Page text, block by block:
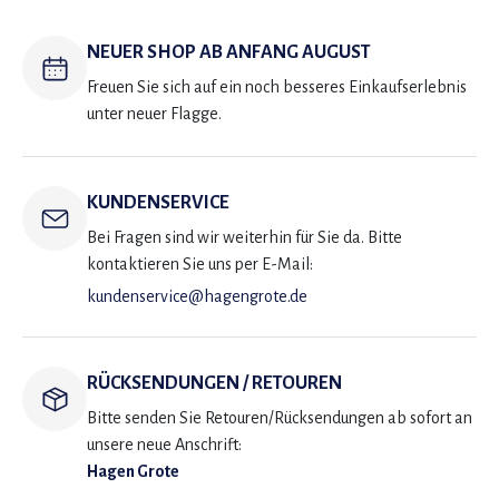
NEUER SHOP AB ANFANG AUGUST
Freuen Sie sich auf ein noch besseres Einkaufserlebnis
unter neuer Flagge.
KUNDENSERVICE
Bei Fragen sind wir weiterhin für Sie da. Bitte
kontaktieren Sie uns per E-Mail:
kundenservice@hagengrote.de
RÜCKSENDUNGEN / RETOUREN
Bitte senden Sie Retouren/Rücksendungen ab sofort an
unsere neue Anschrift:
Hagen Grote